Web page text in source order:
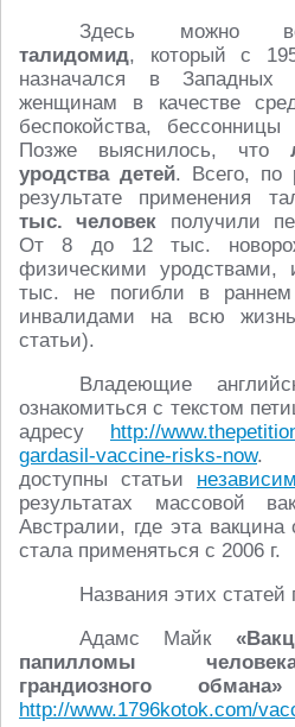
Здесь можно
талидомид, который с
назначался в Западных
женщинам в качестве
беспокойства,
Позже выяснилось, что
уродства детей. Всего, по
результате применения
тыс. человек получили
От 8 до 12 тыс.
физическими
тыс. не погибли в раннем
инвалидами на всю
статьи).
Владеющие
ознакомиться с текстом
адресу http://
gardasil-vaccine-risks-now.
доступны статьи
результатах массовой
Австралии, где эта
стала применяться с 2006 г.
Названия этих статей
Адамс Майк
папилломы
грандиозного обмана»
http://www.1796kotok.com/